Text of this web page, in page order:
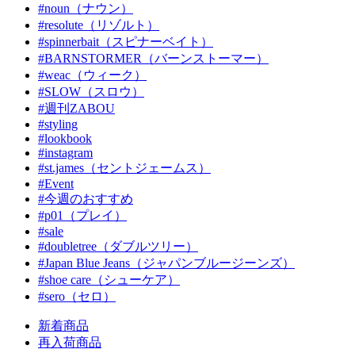
#noun（ナウン）
#resolute（リゾルト）
#spinnerbait（スピナーベイト）
#BARNSTORMER（バーンストーマー）
#weac（ウィーク）
#SLOW（スロウ）
#週刊ZABOU
#styling
#lookbook
#instagram
#st.james（セントジェームス）
#Event
#今週のおすすめ
#p01（プレイ）
#sale
#doubletree（ダブルツリー）
#Japan Blue Jeans（ジャパンブルージーンズ）
#shoe care（シューケア）
#sero（セロ）
新着商品
再入荷商品